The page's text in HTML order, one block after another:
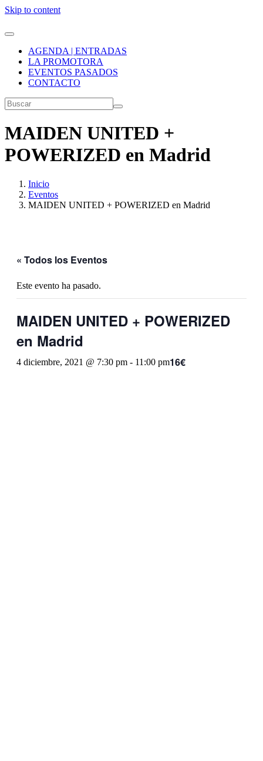
Skip to content
AGENDA | ENTRADAS
LA PROMOTORA
EVENTOS PASADOS
CONTACTO
MAIDEN UNITED +
POWERIZED en Madrid
Inicio
Eventos
MAIDEN UNITED + POWERIZED en Madrid
« Todos los Eventos
Este evento ha pasado.
MAIDEN UNITED + POWERIZED
en Madrid
4 diciembre, 2021 @ 7:30 pm - 11:00 pm16€